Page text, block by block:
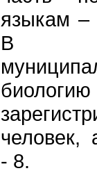
языкам –
В
биологию
человек,
- 8.